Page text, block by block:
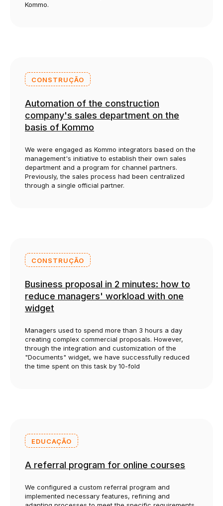
Kommo.
CONSTRUÇÃO
Automation of the construction
company's sales department on the
basis of Kommo
We were engaged as Kommo integrators based on the
management's initiative to establish their own sales
department and a program for channel partners.
Previously, the sales process had been centralized
through a single official partner.
CONSTRUÇÃO
Business proposal in 2 minutes: how to
reduce managers' workload with one
widget
Managers used to spend more than 3 hours a day
creating complex commercial proposals. However,
through the integration and customization of the
"Documents" widget, we have successfully reduced
the time spent on this task by 10-fold
EDUCAÇÃO
A referral program for online courses
We configured a custom referral program and
implemented necessary features, refining and